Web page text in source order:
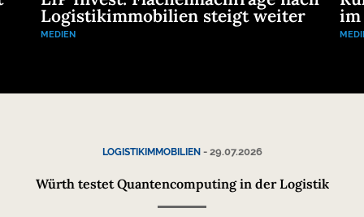
Logistikimmobilien steigt weiter
MEDIEN
im
LOGISTIKIMMOBILIEN- 29.07.2026
Würth testet Quantencomputing in der Logistik